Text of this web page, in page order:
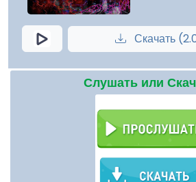
Скачать
Слушать или